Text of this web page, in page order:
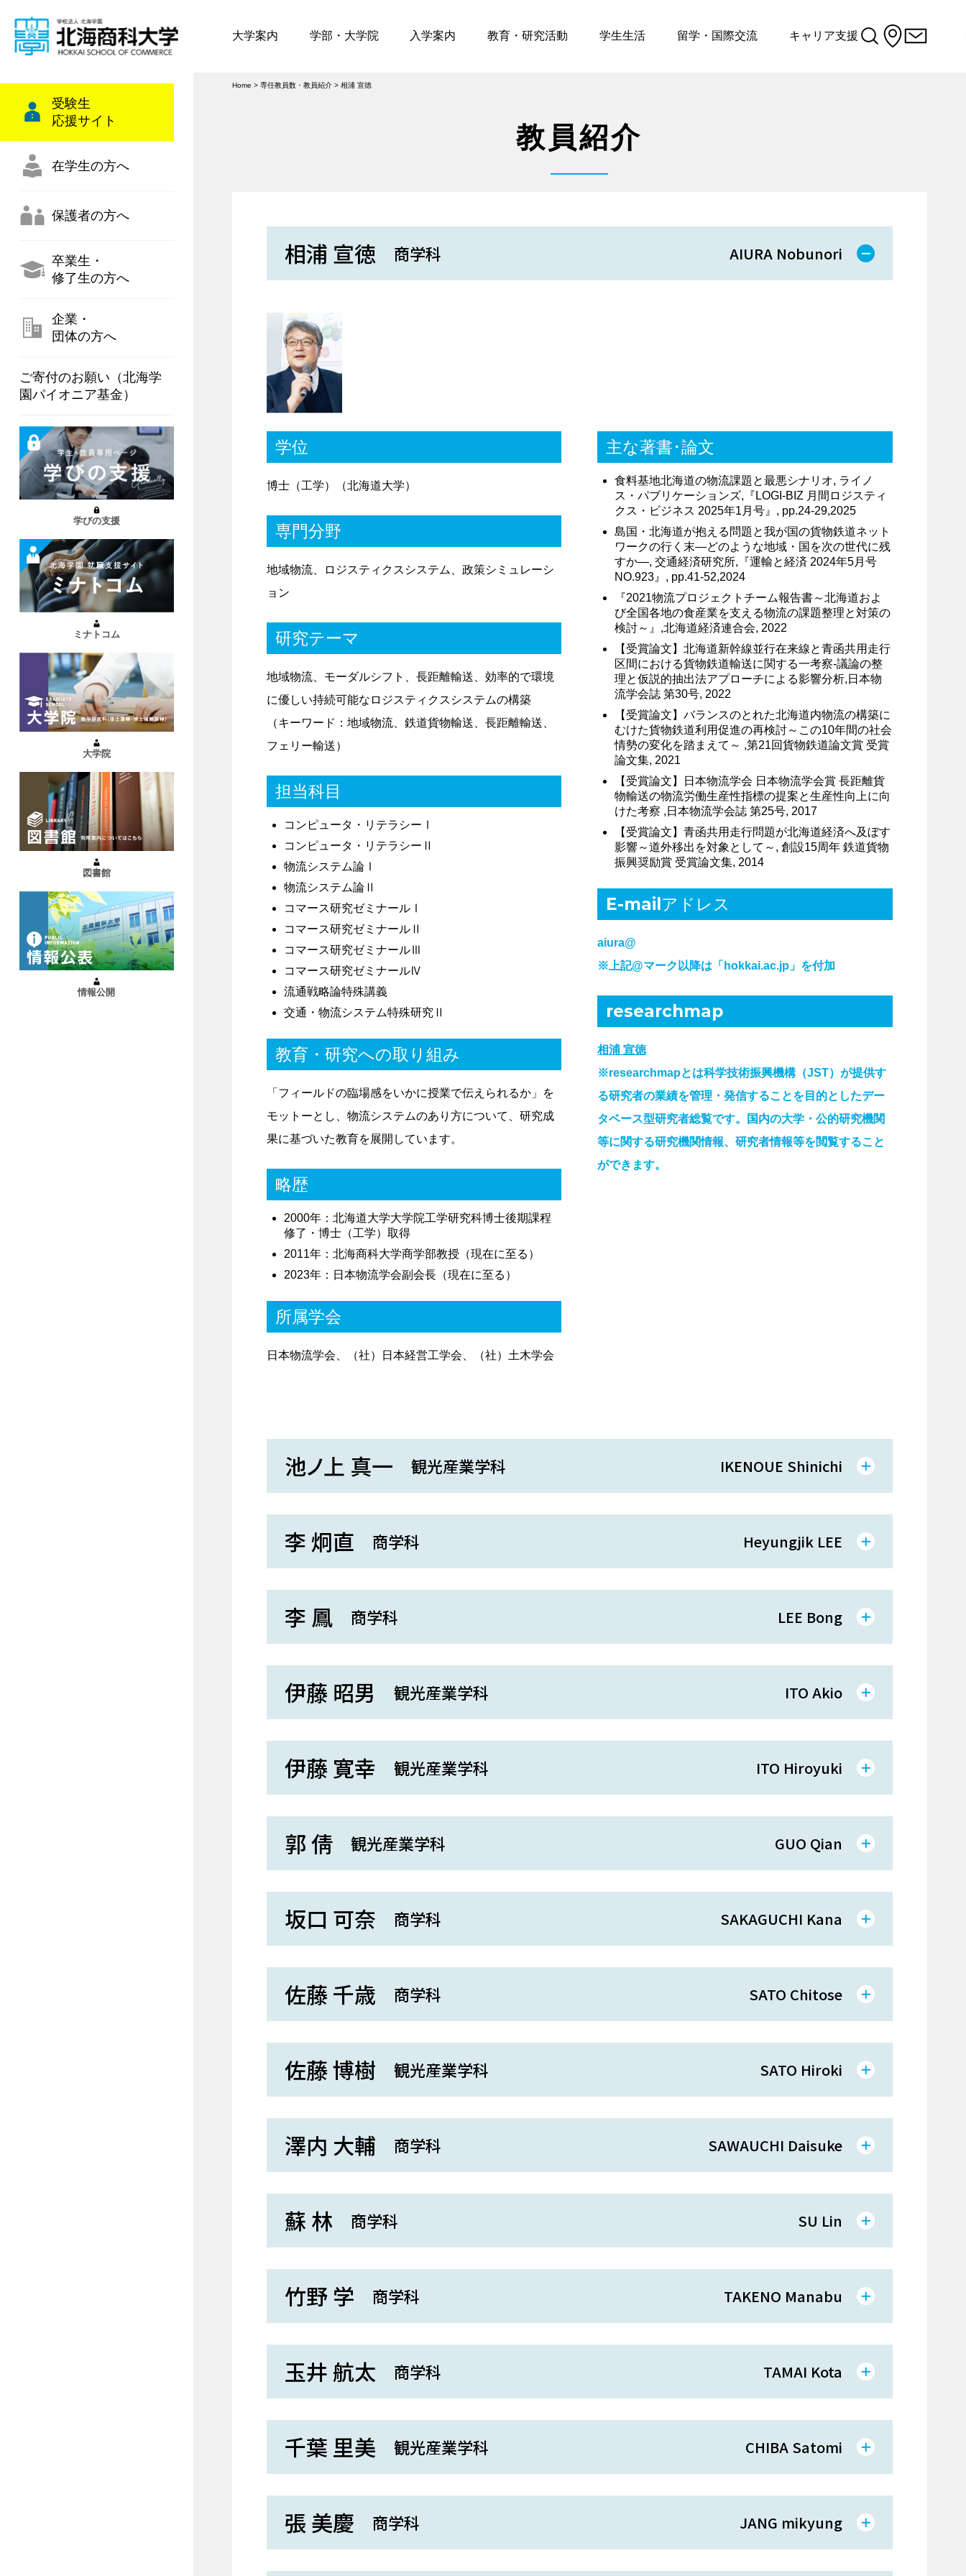
大学案内 学部・大学院 入学案内 教育・研究活動 学生生活 留学・国際交流 キャリア支援
受験生
応援サイト
在学生の方へ
保護者の方へ
卒業生・
修了生の方へ
企業・
団体の方へ
ご寄付のお願い（北海学
園パイオニア基金）
学びの支援
ミナトコム
大学院
図書館
情報公開
Home > 専任教員数・教員紹介> 相浦 宣徳
教員紹介
相浦 宣徳 商学科 AIURA Nobunori
学位
博士（工学）（北海道大学）
専門分野
地域物流、ロジスティクスシステム、政策シミュレーシ
ョン
研究テーマ
地域物流、モーダルシフト、長距離輸送、効率的で環境
に優しい持続可能なロジスティクスシステムの構築
（キーワード：地域物流、鉄道貨物輸送、長距離輸送、
フェリー輸送）
担当科目
コンピュータ・リテラシーⅠ
コンピュータ・リテラシーⅡ
物流システム論Ⅰ
物流システム論Ⅱ
コマース研究ゼミナールⅠ
コマース研究ゼミナールⅡ
コマース研究ゼミナールⅢ
コマース研究ゼミナールⅣ
流通戦略論特殊講義
交通・物流システム特殊研究Ⅱ
教育・研究への取り組み
「フィールドの臨場感をいかに授業で伝えられるか」を
モットーとし、物流システムのあり方について、研究成
果に基づいた教育を展開しています。
略歴
2000年：北海道大学大学院工学研究科博士後期課程
修了・博士（工学）取得
2011年：北海商科大学商学部教授（現在に至る）
2023年：日本物流学会副会長（現在に至る）
所属学会
日本物流学会、（社）日本経営工学会、（社）土木学会
主な著書･論文
食料基地北海道の物流課題と最悪シナリオ, ライノ
ス・パブリケーションズ,『LOGI-BIZ 月間ロジスティ
クス・ビジネス 2025年1月号』, pp.24-29,2025
島国・北海道が抱える問題と我が国の貨物鉄道ネット
ワークの行く末―どのような地域・国を次の世代に残
すか―, 交通経済研究所,『運輸と経済 2024年5月号
NO.923』, pp.41-52,2024
『2021物流プロジェクトチーム報告書～北海道およ
び全国各地の食産業を支える物流の課題整理と対策の
検討～』,北海道経済連合会, 2022
【受賞論文】北海道新幹線並行在来線と青函共用走行
区間における貨物鉄道輸送に関する一考察-議論の整
理と仮説的抽出法アプローチによる影響分析,日本物
流学会誌 第30号, 2022
【受賞論文】バランスのとれた北海道内物流の構築に
むけた貨物鉄道利用促進の再検討～この10年間の社会
情勢の変化を踏まえて～ ,第21回貨物鉄道論文賞 受賞
論文集, 2021
【受賞論文】日本物流学会 日本物流学会賞 長距離貨
物輸送の物流労働生産性指標の提案と生産性向上に向
けた考察 ,日本物流学会誌 第25号, 2017
【受賞論文】青函共用走行問題が北海道経済へ及ぼす
影響～道外移出を対象として～, 創設15周年 鉄道貨物
振興奨励賞 受賞論文集, 2014
E-mailアドレス
aiura@
※上記@マーク以降は「hokkai.ac.jp」を付加
researchmap
相浦 宣徳
※researchmapとは科学技術振興機構（JST）が提供す
る研究者の業績を管理・発信することを目的としたデー
タベース型研究者総覧です。国内の大学・公的研究機関
等に関する研究機関情報、研究者情報等を閲覧すること
ができます。
池ノ上 真一 観光産業学科 IKENOUE Shinichi
李 炯直 商学科 Heyungjik LEE
李 鳳 商学科 LEE Bong
伊藤 昭男 観光産業学科 ITO Akio
伊藤 寛幸 観光産業学科 ITO Hiroyuki
郭 倩 観光産業学科 GUO Qian
坂口 可奈 商学科 SAKAGUCHI Kana
佐藤 千歳 商学科 SATO Chitose
佐藤 博樹 観光産業学科 SATO Hiroki
澤内 大輔 商学科 SAWAUCHI Daisuke
蘇 林 商学科 SU Lin
竹野 学 商学科 TAKENO Manabu
玉井 航太 商学科 TAMAI Kota
千葉 里美 観光産業学科 CHIBA Satomi
張 美慶 商学科 JANG mikyung